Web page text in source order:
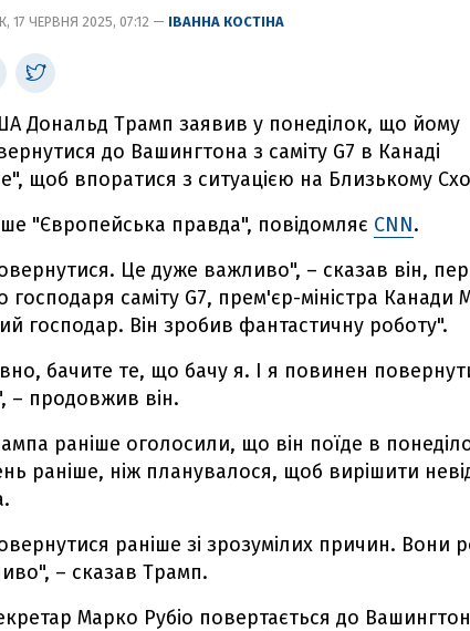
ЧЕРВНЯ 2025, 07:12 — ІВАННА КОСТІНА
Дональд Трамп заявив у понеділок, що йому
до Вашингтона з саміту G7 в Канаді
щоб впоратися з ситуацією на Близькому
"Європейська правда", повідомляє CNN.
Це дуже важливо", – сказав він,
господаря саміту G7, прем'єр-міністра Канади
господар. Він зробив фантастичну роботу".
бачите те, що бачу я. І я повинен
– продовжив він.
раніше оголосили, що він поїде в
раніше, ніж планувалося, щоб вирішити
раніше зі зрозумілих причин. Вони
– сказав Трамп.
Марко Рубіо повертається до